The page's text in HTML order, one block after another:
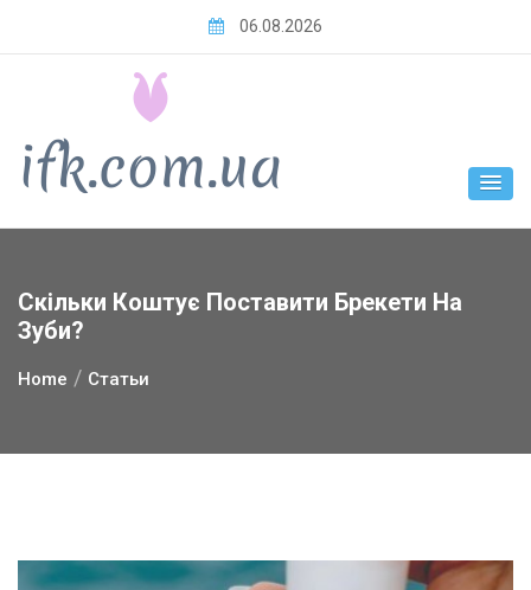
06.08.2026
Скільки Коштує Поставити Брекети На
Зуби?
Home Статьи